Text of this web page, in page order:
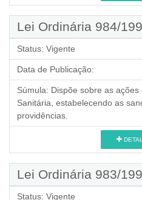
Lei Ordinária 984/
Status: Vigente
Data de Publicação:
Súmula: Dispõe sobre as
Sanitária, estabelecendo as
providências.
Lei Ordinária 983/
Status: Vigente